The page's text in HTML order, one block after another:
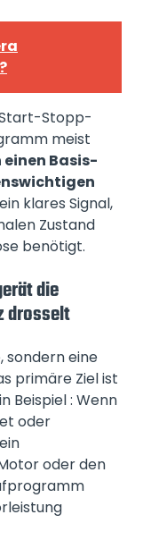
Stopp-
meist
Basis-
klares Signal,
Zustand
benötigt.
die
drosselt
sondern eine
primäre Ziel ist
Beispiel : Wenn
oder
oder den